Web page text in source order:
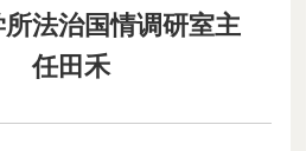
法治国情调研室主
任田禾